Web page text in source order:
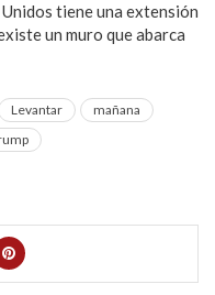
tiene una extensión
un muro que abarca
Levantar
mañana